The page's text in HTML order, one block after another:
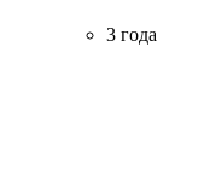
3 года